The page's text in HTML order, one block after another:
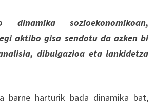
dinamika sozioekonomikoan,
aktibo gisa sendotu da azken bi
dibulgazioa eta lankidetza
barne harturik bada dinamika bat,